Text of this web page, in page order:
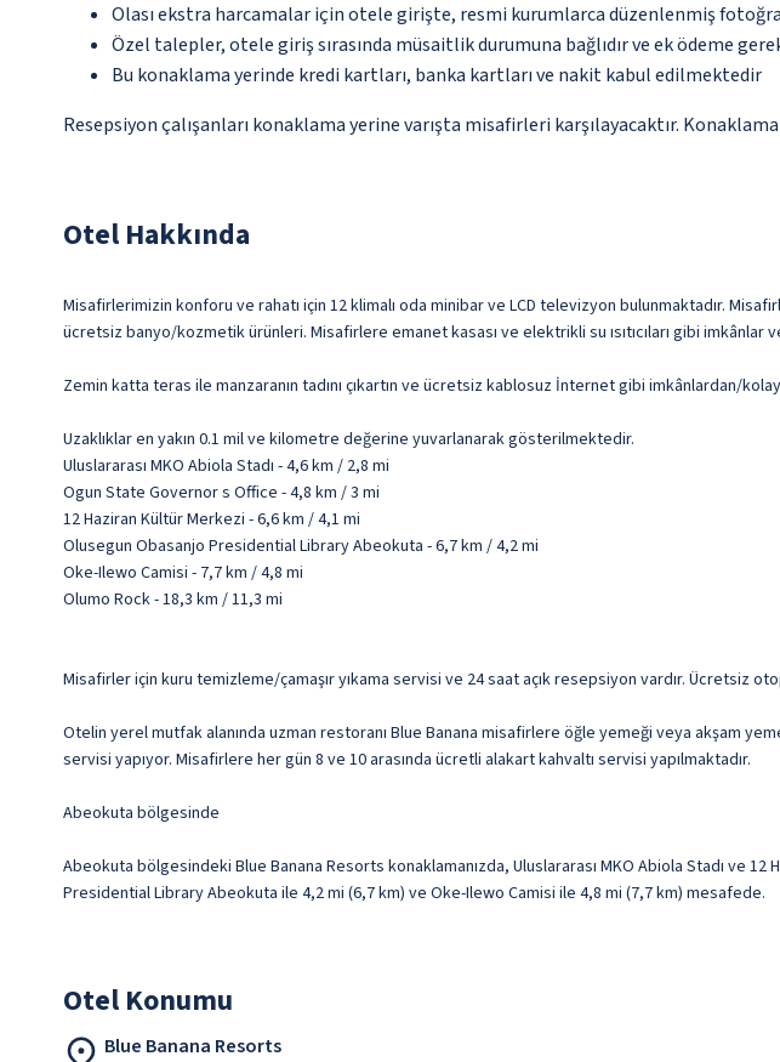
Olası ekstra harcamalar için otele girişte, resmi kurumlarca düzenlenmiş
Özel talepler, otele giriş sırasında müsaitlik durumuna bağlıdır ve ek ödeme
Bu konaklama yerinde kredi kartları, banka kartları ve nakit kabul edilmektedir
Resepsiyon çalışanları konaklama yerine varışta misafirleri karşılayacaktır.
Otel Hakkında
Misafirlerimizin konforu ve rahatı için 12 klimalı oda minibar ve LCD televizyon bulunmaktadır.
ücretsiz banyo/kozmetik ürünleri. Misafirlere emanet kasası ve elektrikli su ısıtıcıları gibi
Zemin katta teras ile manzaranın tadını çıkartın ve ücretsiz kablosuz İnternet gibi imkânlardan/
Uzaklıklar en yakın 0.1 mil ve kilometre değerine yuvarlanarak gösterilmektedir.
Uluslararası MKO Abiola Stadı - 4,6 km / 2,8 mi
Ogun State Governor s Office - 4,8 km / 3 mi
12 Haziran Kültür Merkezi - 6,6 km / 4,1 mi
Olusegun Obasanjo Presidential Library Abeokuta - 6,7 km / 4,2 mi
Oke-Ilewo Camisi - 7,7 km / 4,8 mi
Olumo Rock - 18,3 km / 11,3 mi
Misafirler için kuru temizleme/çamaşır yıkama servisi ve 24 saat açık resepsiyon vardır. Ücretsiz
Otelin yerel mutfak alanında uzman restoranı Blue Banana misafirlere öğle yemeği veya akşam
servisi yapıyor. Misafirlere her gün 8 ve 10 arasında ücretli alakart kahvaltı servisi yapılmaktadır.
Abeokuta bölgesinde
Abeokuta bölgesindeki Blue Banana Resorts konaklamanızda, Uluslararası MKO Abiola Stadı ve
Presidential Library Abeokuta ile 4,2 mi (6,7 km) ve Oke-Ilewo Camisi ile 4,8 mi (7,7 km) mesafede.
Otel Konumu
Blue Banana Resorts